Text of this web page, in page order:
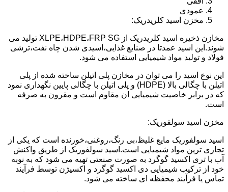
عمودی
مخزن اسید کلریدریک:
مخازن ذخیره اسید کلریدریک از XLPE،HDPE،FRP SG تولید می
شوند.این اسید عمدتا در صنایع غذایی،اسیدی شدن چاه نفت،ترشی
فولاد و تولید مواد شیمیایی استفاده می شود.
این نوع اسید را می توان در مخازن پلی اتیلن ساخته شده از پلی
اتیلن با چگالی بالا (HDPE) و پلی اتیلن با چگالی پایین نگهداری نمود
که در برابر خاصیت شیمیایی ان مقاوم است و مقرون به صرفه
است.
مخزن اسید سولفوریک:
اسید سولفوریک مایع غلیظ،بی رنگ،روغنی،خورنده است که یکی از
تجاری ترین مواد شیمیایی است.اسید سولفوریک از طریق واکنش
آب با تری اکسید گوگرد به صورت صنعتی تهیه می شود که به نوبه
خود از ترکیب شیمیایی دی اکسید گوگرد و اکسیژن توسط فرآیند
تماس یا فرآیند محفظه ای ساخته می شود.